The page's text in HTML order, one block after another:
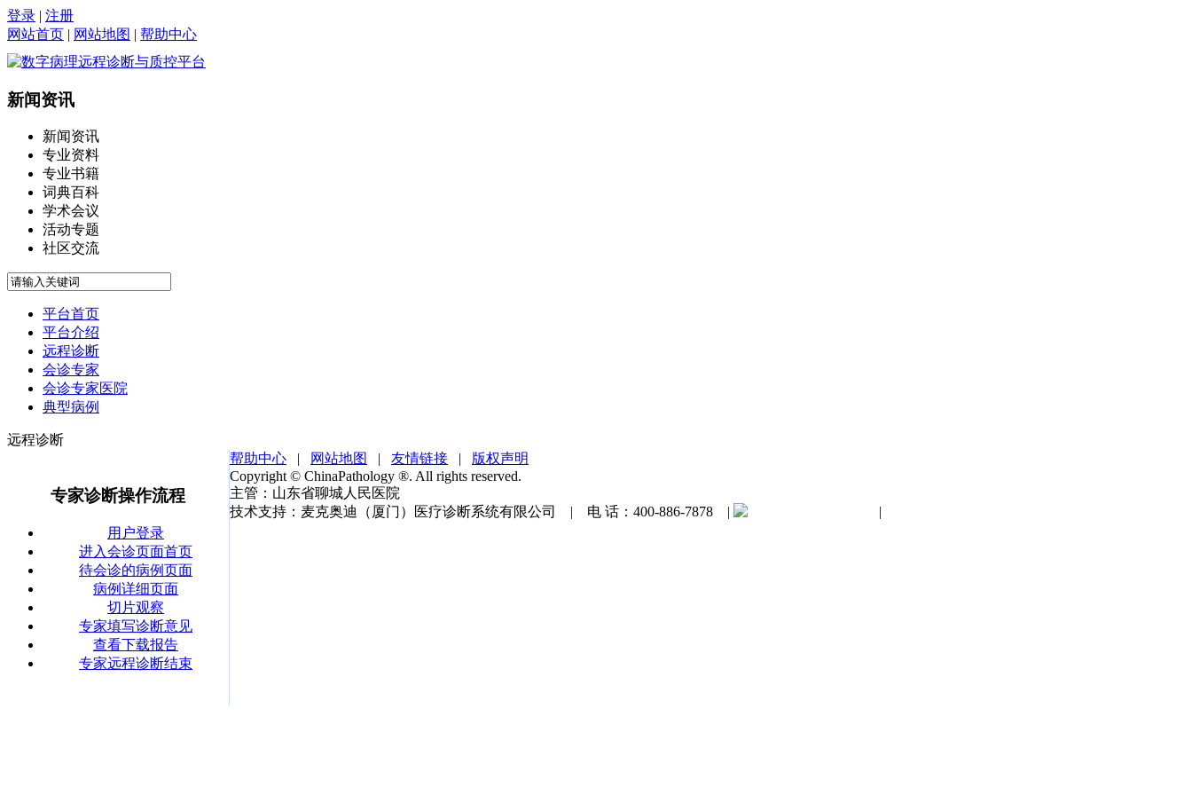
登录 | 注册
网站首页 | 网站地图 | 帮助中心
新闻资讯
新闻资讯
专业资料
专业书籍
词典百科
学术会议
活动专题
社区交流
平台首页
平台介绍
远程诊断
会诊专家
会诊专家医院
典型病例
远程诊断
专家诊断操作流程
用户登录
进入会诊页面首页
待会诊的病例页面
病例详细页面
切片观察
专家填写诊断意见
查看下载报告
专家远程诊断结束
帮助中心 | 网站地图 | 友情链接 | 版权声明
Copyright © ChinaPathology ®. All rights reserved.
主管：山东省聊城人民医院
技术支持：麦克奥迪（厦门）医疗诊断系统有限公司 | 电 话：400-886-7878 |
|